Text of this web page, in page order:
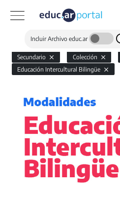
Incluir Archivo educ.ar
Secundario Colección
Educación Intercultural Bilingüe